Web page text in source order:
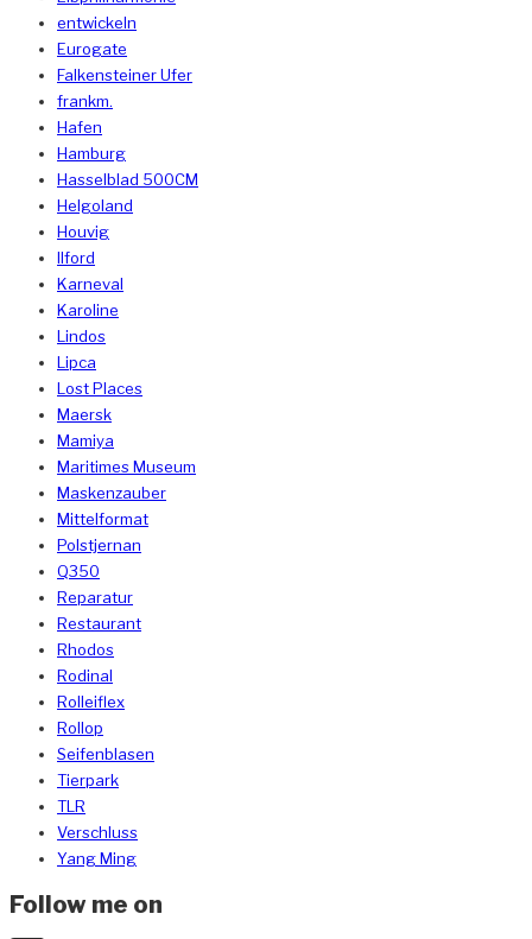
entwickeln
Eurogate
Falkensteiner Ufer
frankm.
Hafen
Hamburg
Hasselblad 500CM
Helgoland
Houvig
Ilford
Karneval
Karoline
Lindos
Lipca
Lost Places
Maersk
Mamiya
Maritimes Museum
Maskenzauber
Mittelformat
Polstjernan
Q350
Reparatur
Restaurant
Rhodos
Rodinal
Rolleiflex
Rollop
Seifenblasen
Tierpark
TLR
Verschluss
Yang Ming
Follow me on